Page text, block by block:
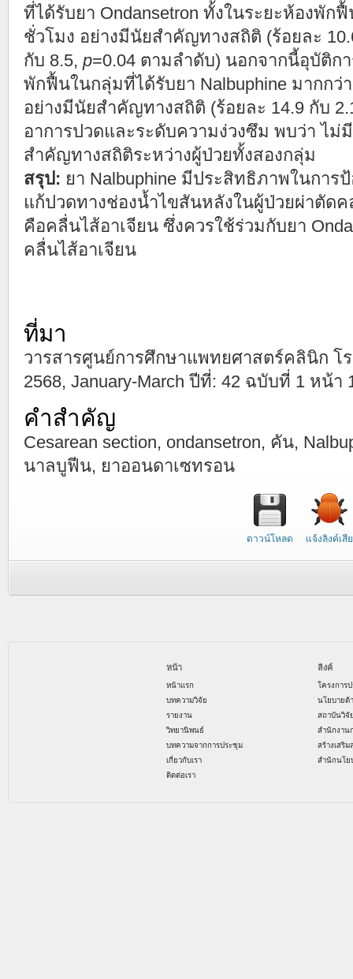
ที่ได้รับยา Ondansetron ทั้งในระยะห้องพัก
ชั่วโมง อย่างมีนัยสำคัญทางสถิติ (ร้อยละ
กับ 8.5, p=0.04 ตามลำดับ) นอกจากนี้อุบัติก
พักฟื้นในกลุ่มที่ได้รับยา Nalbuphine มากกว่
อย่างมีนัยสำคัญทางสถิติ (ร้อยละ 14.9 กับ
อาการปวดและระดับความง่วงซึม พบว่า ไม่
สำคัญทางสถิติระหว่างผู้ป่วยทั้งสองกลุ่ม
สรุป: ยา Nalbuphine มีประสิทธิภาพในการ
แก้ปวดทางช่องน้ำไขสันหลังในผู้ป่วยผ่าตัด
คือคลื่นไส้อาเจียน ซึ่งควรใช้ร่วมกับยา
คลื่นไส้อาเจียน
ที่มา
วารสารศูนย์การศึกษาแพทยศาสตร์คลินิก โ
2568, January-March ปีที่: 42 ฉบับที่ 1 หน้า
คำสำคัญ
Cesarean section, ondansetron, คัน,
นาลบูฟีน, ยาออนดาเซทรอน
ดาวน์โหลด แจ้งลิงค์เสีย
หน้า
หน้าแรก
บทความวิจัย
รายงาน
วิทยานิพนธ์
บทความจากการประชุม
เกี่ยวกับเรา
ติดต่อเรา
ลิงค์
โครงการ
นโยบายด้
สถาบันวิจั
สำนักงาน
สร้างเสริ
สำนักนโย